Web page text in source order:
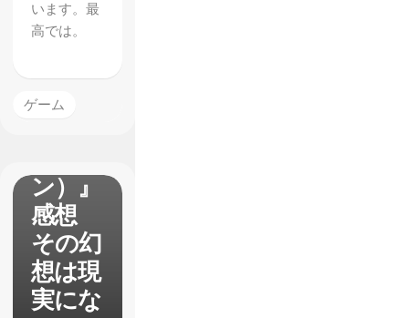
います。最
高では。
ゲーム
『とあ
る魔術
の電脳
戦機
ン）』
感想
その幻
想は現
実にな